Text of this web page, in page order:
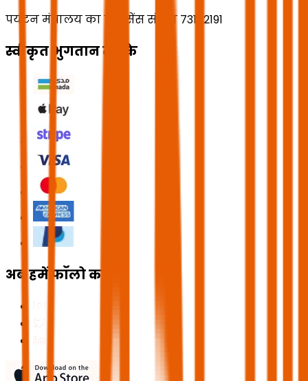
पर्यटन मंत्रालय का लाइसेंस संख्या 73102191
स्वीकृत भुगतान तरीके
अब हमें फॉलो करें